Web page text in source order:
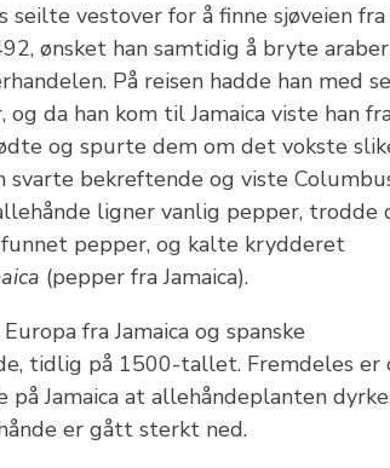
seilte vestover for å finne sjøveien fra
ønsket han samtidig å bryte
På reisen hadde han med
da han kom til Jamaica viste han
og spurte dem om det vokste
svarte bekreftende og viste
ligner vanlig pepper, trodde
pepper, og kalte krydderet
(pepper fra Jamaica).
fra Jamaica og spanske
tidlig på 1500-tallet. Fremdeles er
Jamaica at allehåndeplanten
er gått sterkt ned.